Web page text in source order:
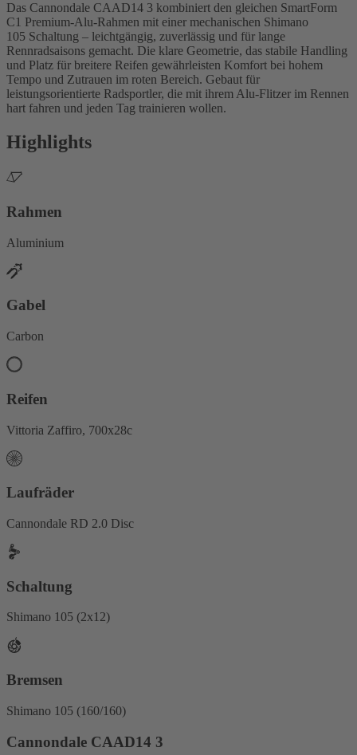
Das Cannondale CAAD14 3 kombiniert den gleichen SmartForm
C1 Premium-Alu-Rahmen mit einer mechanischen Shimano
105 Schaltung – leichtgängig, zuverlässig und für lange
Rennradsaisons gemacht. Die klare Geometrie, das stabile Handling
und Platz für breitere Reifen gewährleisten Komfort bei hohem
Tempo und Zutrauen im roten Bereich. Gebaut für
leistungsorientierte Radsportler, die mit ihrem Alu-Flitzer im Rennen
hart fahren und jeden Tag trainieren wollen.
Highlights
Rahmen
Aluminium
Gabel
Carbon
Reifen
Vittoria Zaffiro, 700x28c
Laufräder
Cannondale RD 2.0 Disc
Schaltung
Shimano 105 (2x12)
Bremsen
Shimano 105 (160/160)
Cannondale CAAD14 3